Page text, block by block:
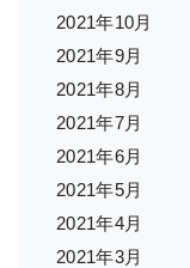
2021年10月
2021年9月
2021年8月
2021年7月
2021年6月
2021年5月
2021年4月
2021年3月